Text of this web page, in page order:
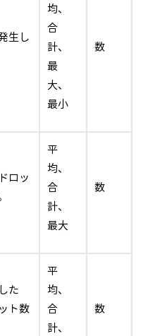
生し
均、
合
計、
最
大、
最小
数
ロッ
平
均、
合
計、
最大
数
た
ト数
平
均、
合
計、
数